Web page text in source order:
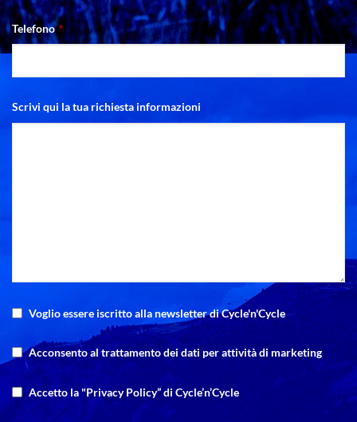
Telefono *
Scrivi qui la tua richiesta informazioni
Voglio essere iscritto alla newsletter di Cycle'n'Cycle
Company
Name
Acconsento al trattamento dei dati per attività di marketing
Accetto la "Privacy Policy” di Cycle’n’Cycle